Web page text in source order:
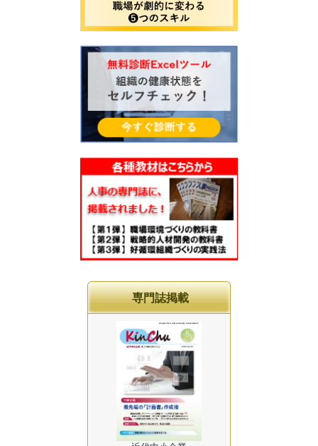
専門誌掲載